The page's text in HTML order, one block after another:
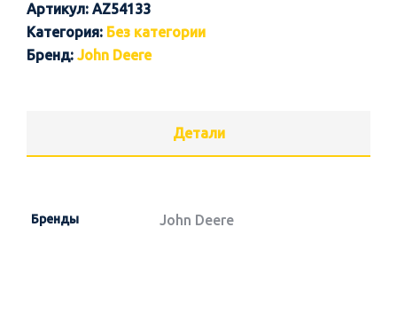
Артикул: AZ54133
Категория: Без категории
Бренд: John Deere
Детали
Бренды John Deere